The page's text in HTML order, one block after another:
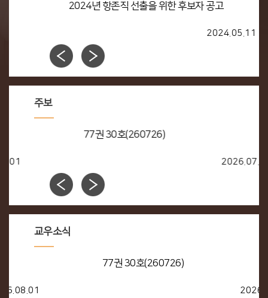
2024년 항존직 선출을 위한 후보자 공고
2024.05.11
주보
77권 30호(260726)
2026.07.25
교우소식
77권 30호(260726)